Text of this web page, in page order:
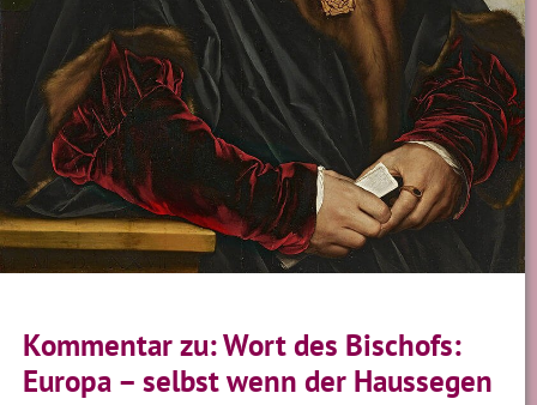
Kommentar zu: Wort des Bischofs:
Europa – selbst wenn der Haussegen